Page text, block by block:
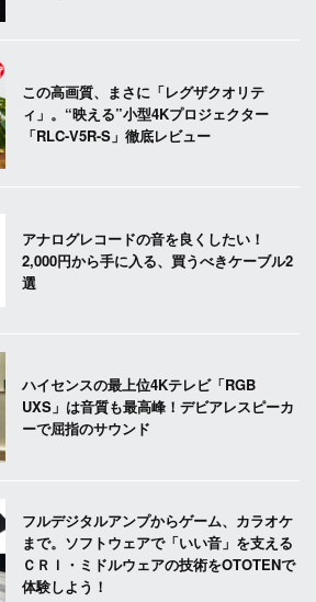
この高画質、まさに「レグザクオリテ
ィ」。“映える”小型4Kプロジェクター
「RLC-V5R-S」徹底レビュー
アナログレコードの音を良くしたい！
2,000円から手に入る、買うべきケーブル2
選
ハイセンスの最上位4Kテレビ「RGB
UXS」は音質も最高峰！デビアレスピーカ
ーで屈指のサウンド
フルデジタルアンプからゲーム、カラオケ
まで。ソフトウェアで「いい音」を支える
ＣＲＩ・ミドルウェアの技術をOTOTENで
体験しよう！